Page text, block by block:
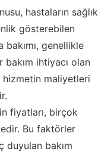
hastaların sağlık
gösterebilen
genellikle
ihtiyacı olan
maliyetleri
fiyatları, birçok
Bu faktörler
duyulan bakım